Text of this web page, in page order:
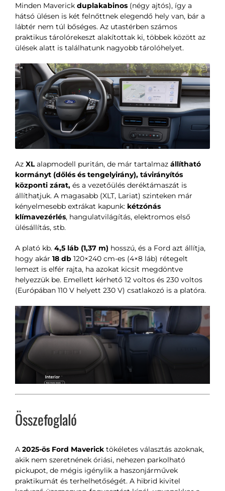
Minden Maverick duplakabinos(négy ajtós), így a
hátsó ülésen is két felnőttnek elegendő hely van, bár a
lábtér nem túl bőséges. Az utastérben számos
praktikus tárolórekeszt alakítottak ki, többek között az
ülések alatt is találhatunk nagyobb tárolóhelyet.
Az XLalapmodell puritán, de már tartalmaz állítható
kormányt (dőlés és tengelyirány), távirányítós
központi zárat,és a vezetőülés deréktámaszát is
állíthatjuk. A magasabb (XLT, Lariat) szinteken már
kényelmesebb extrákat kapunk: kétzónás
klímavezérlés, hangulatvilágítás, elektromos első
ülésállítás, stb.
A plató kb. 4,5 láb (1,37 m) hosszú, és a Ford azt állítja,
hogy akár 18 db120×240 cm-es (4×8 láb) rétegelt
lemezt is elfér rajta, ha azokat kicsit megdöntve
helyezzük be. Emellett kérhető 12 voltos és 230 voltos
(Európában 110 V helyett 230 V) csatlakozó is a platóra.
Összefoglaló
A 2025-ös Ford Mavericktökéletes választás azoknak,
akik nem szeretnének óriási, nehezen parkolható
pickupot, de mégis igénylik a haszonjárművek
praktikumát és terhelhetőségét. A hibrid kivitel